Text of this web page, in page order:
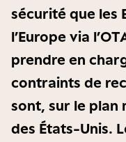
sécurité que les
l’Europe via
prendre en
contraints de
sont, sur le plan
des États-Unis.